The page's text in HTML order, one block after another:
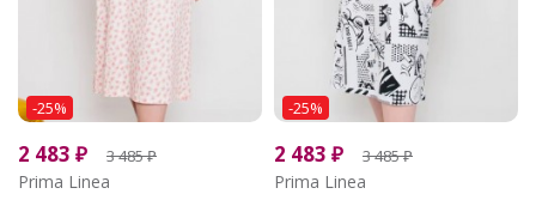
-25%
2 483 ₽ 3 485₽
Prima Linea
-25%
2 483 ₽ 3 485₽
Prima Linea